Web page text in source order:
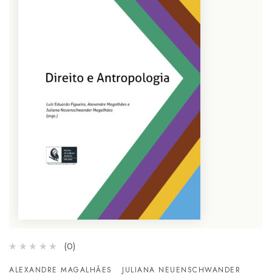
(0)
ALEXANDRE MAGALHÃES
JULIANA NEUENSCHWANDER